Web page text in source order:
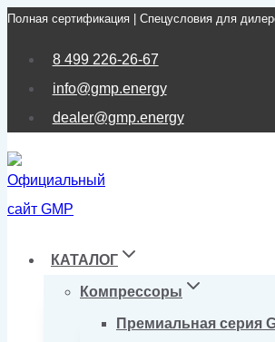
Перейти
Полная сертификация | Спецусловия для
8 499 226-26-67
info@gmp.energy
dealer@gmp.energy
КАТАЛОГ
Компрессоры
Премиальная серия